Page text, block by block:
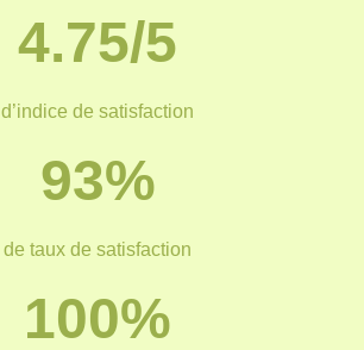
4.75/5
d’indice de satisfaction
93%
de taux de satisfaction
100%